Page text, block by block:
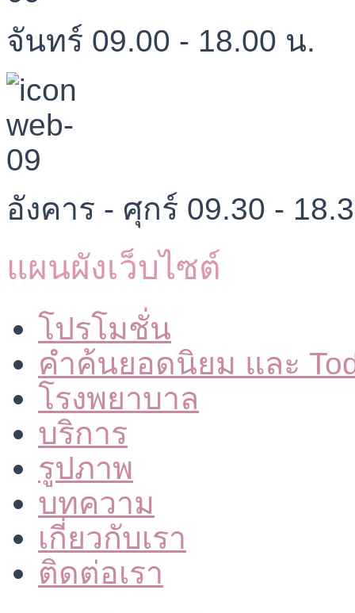
จันทร์ 09.00 - 18.00 น.
อังคาร - ศุกร์ 09.30 -
แผนผังเว็บไซต์
โปรโมชั่น
คำค้นยอดนิยม และ
โรงพยาบาล
บริการ
รูปภาพ
บทความ
เกี่ยวกับเรา
ติดต่อเรา